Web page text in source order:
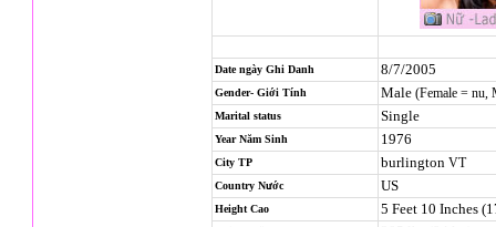
Date ngày Ghi Danh 8/7/2005
Gender- Giới Tính Male (Female = nu,
Marital status Single
Year Năm Sinh 1976
City TP burlington VT
Country Nước US
Height Cao 5 Feet 10 Inches